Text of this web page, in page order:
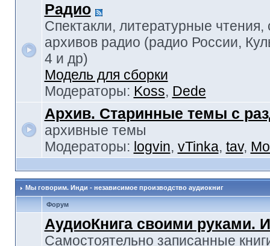
Радио
Спектакли, литературные
архивов радио (радио России,
4 и др)
Модель для сборки
Модераторы: Koss, Dede
Архив. Старинные темы с
архивные темы
Модераторы: logvin, vTinka, tav,
Мы говорим. Инди - независимое производство аудиокниг
Форум
АудиоКнига своими руками.
Самостоятельно записанные